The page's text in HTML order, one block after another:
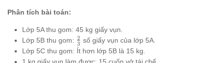
Phân tích bài toán:
Lớp 5A thu gom: 45 kg giấy vụn.
Lớp 5B thu gom: \frac{2}
{3}
3
2 số giấy vụn của lớp 5A.
Lớp 5C thu gom: Ít hơn lớp 5B là 15 kg.